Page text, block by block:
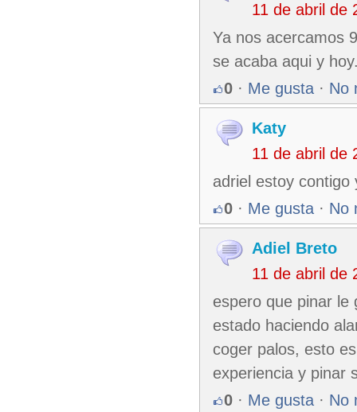
11 de abril de
Ya nos acercamos
se acaba aqui y
0 · Me gusta · No
Katy
11 de abril de
adriel estoy contigo
0 · Me gusta · No
Adiel Breto
11 de abril de
espero que pinar le
estado haciendo
coger palos, esto
experiencia y pinar
0 · Me gusta · No